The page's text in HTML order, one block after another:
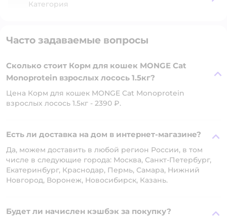
Категория
Часто задаваемые вопросы
Сколько стоит Корм для кошек MONGE Cat
Monoprotein взрослых лосось 1.5кг?
Цена Корм для кошек MONGE Cat Monoprotein
взрослых лосось 1.5кг - 2390 ₽.
Есть ли доставка на дом в интернет-магазине?
Да, можем доставить в любой регион России, в том
числе в следующие города: Москва, Санкт-Петербург,
Екатеринбург, Краснодар, Пермь, Самара, Нижний
Новгород, Воронеж, Новосибирск, Казань.
Будет ли начислен кэшбэк за покупку?